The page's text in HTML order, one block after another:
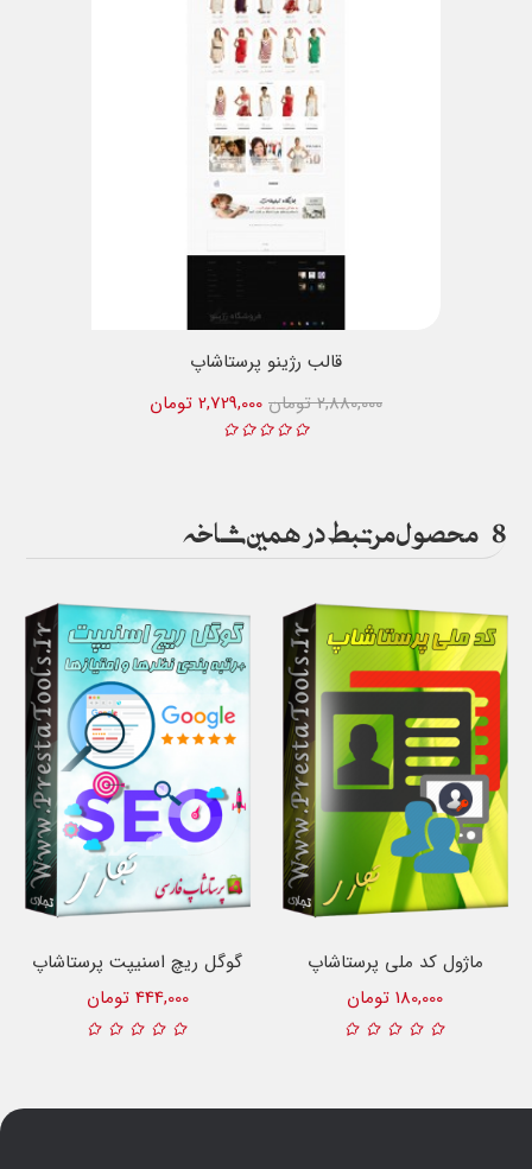
قالب رژینو پرستاشاپ
2,729,000 تومان
2,880,000 تومان
8 محصول مرتبط در همین شاخه
گوگل ریچ اسنیپت پرستاشاپ
444,000 تومان
ماژول کد ملی پرستاشاپ
180,000 تومان